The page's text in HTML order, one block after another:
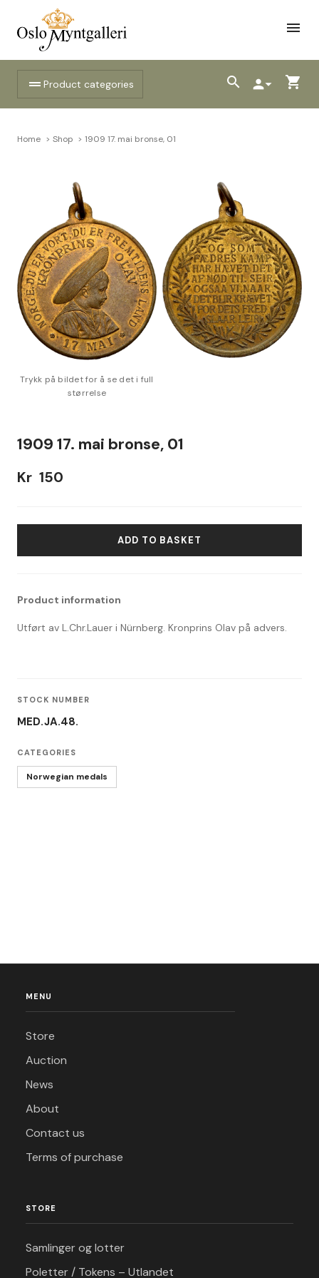
menu
drag_handle Product categories search personarrow_drop_down shopping_cart
Home Shop 1909 17. mai bronse, 01
1909 17. mai bronse, 01
Kr 150
Product information
Utført av L.Chr.Lauer i Nürnberg. Kronprins Olav på advers.
ADD TO BASKET
STOCK NUMBER
MED.JA.48.
CATEGORIES
Norwegian medals
MENU
Store
Auction
News
About
Contact us
Terms of purchase
STORE
Samlinger og lotter
Poletter / Tokens – Utlandet